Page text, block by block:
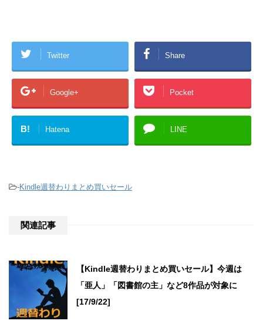
Twitter Share
Google+ Pocket
B! Hatena LINE
-Kindle週替わりまとめ買いセール
関連記事
【Kindle週替わりまとめ買いセール】今週は
「亜人」「図書館の主」など8作品が対象に
[17/9/22]